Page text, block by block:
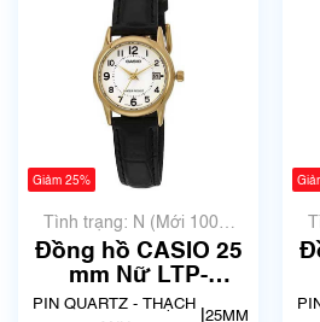
Giảm 25%
Tình trạng: N (Mới 100%
chưa qua sử dụng)
Đồng hồ CASIO 25
mm Nữ LTP-
V002GL-7BUDF
PIN QUARTZ - THẠCH
25MM